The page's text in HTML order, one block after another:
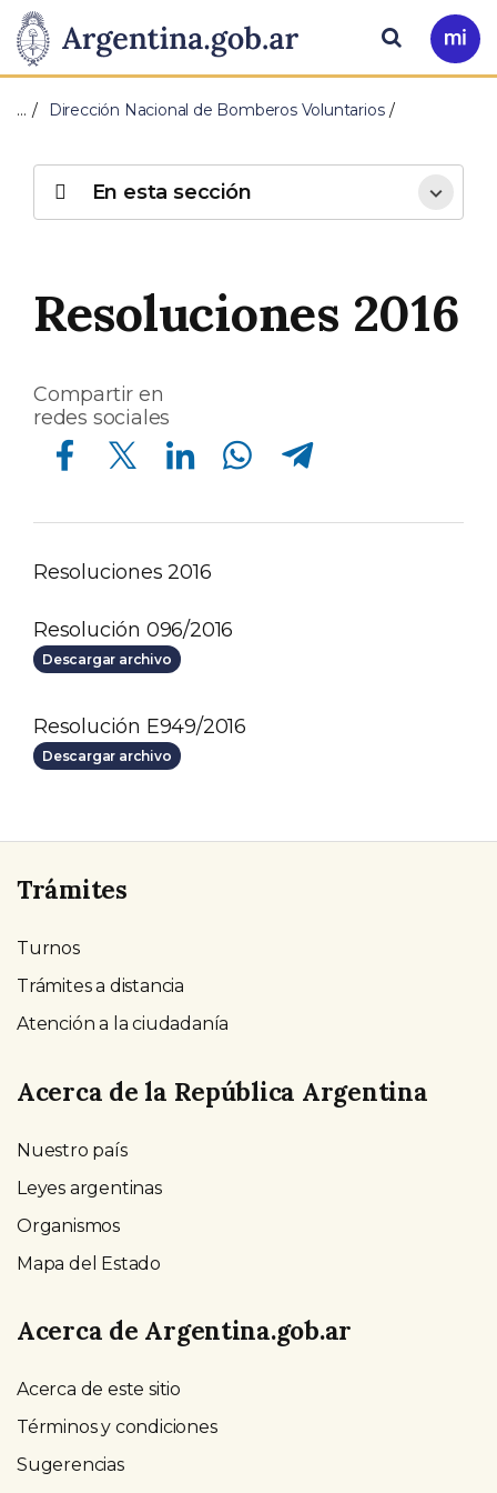
Presidencia
de
Nación
Pasar al contenido principal
Ir
a
Buscar
… Dirección Nacional de Bomberos Voluntarios
Resoluciones 2016
Compartir en
redes sociales
Compartir en Facebook Compartir en Twitter Compartir en Linkedin Compartir en Whatsapp Compartir en Telegram
Resoluciones 2016
Resolución 096/2016
Descargar archivo
Resolución E949/2016
Descargar archivo
En esta sección
Trámites
Turnos
Trámites a distancia
Atención a la ciudadanía
Acerca de la República Argentina
Nuestro país
Leyes argentinas
Organismos
Mapa del Estado
Acerca de Argentina.gob.ar
Acerca de este sitio
Términos y condiciones
Sugerencias